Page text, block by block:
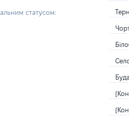
статусом: